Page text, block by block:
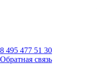
8 495 477 51 30
Обратная связь